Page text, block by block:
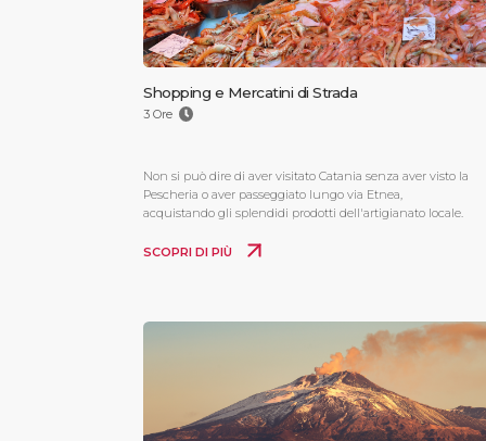
Shopping e Mercatini di Strada
3 Ore
Non si può dire di aver visitato Catania senza aver visto la
Pescheria o aver passeggiato lungo via Etnea,
acquistando gli splendidi prodotti dell'artigianato locale.
SCOPRI DI PIÙ